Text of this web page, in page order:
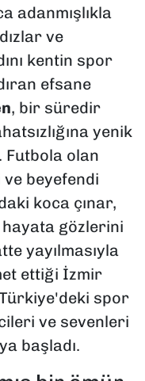
adanmışlıkla
ve
kentin spor
efsane
, bir süredir
yenik
Futbola olan
beyefendi
koca çınar,
gözlerini
yayılmasıyla
ettiği İzmir
spor
ve sevenleri
başladı.